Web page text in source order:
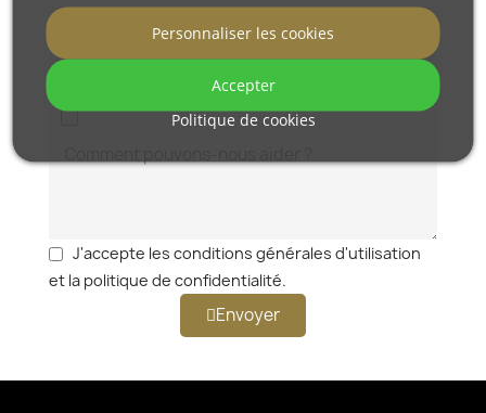
J'accepte les conditions générales d'utilisation
et la politique de confidentialité.
Envoyer
Politique de cookies
Personnaliser les cookies
Accepter